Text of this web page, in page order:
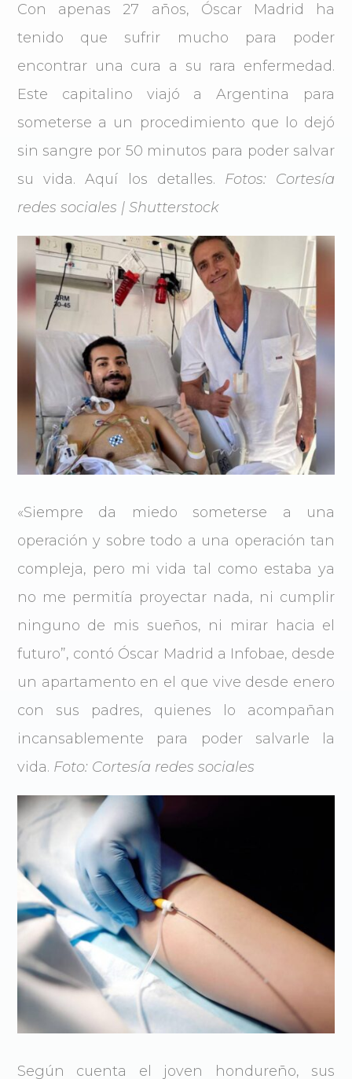
Con apenas 27 años, Óscar Madrid ha
tenido que sufrir mucho para poder
encontrar una cura a su rara enfermedad.
Este capitalino viajó a Argentina para
someterse a un procedimiento que lo dejó
sin sangre por 50 minutos para poder salvar
su vida. Aquí los detalles. Fotos: Cortesía
redes sociales | Shutterstock
«Siempre da miedo someterse a una
operación y sobre todo a una operación tan
compleja, pero mi vida tal como estaba ya
no me permitía proyectar nada, ni cumplir
ninguno de mis sueños, ni mirar hacia el
futuro”, contó Óscar Madrid a Infobae, desde
un apartamento en el que vive desde enero
con sus padres, quienes lo acompañan
incansablemente para poder salvarle la
vida. Foto: Cortesía redes sociales
Según cuenta el joven hondureño, sus